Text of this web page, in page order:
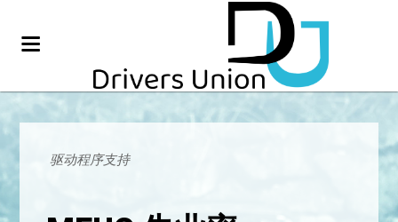
驱动程序支持